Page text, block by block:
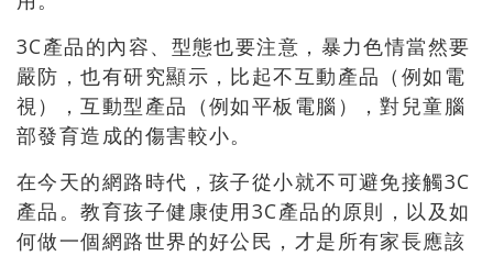
3C產品的內容、型態也要注意，暴力色情當然要
嚴防，也有研究顯示，比起不互動產品（例如電
視），互動型產品（例如平板電腦），對兒童腦
部發育造成的傷害較小。
在今天的網路時代，孩子從小就不可避免接觸3C
產品。教育孩子健康使用3C產品的原則，以及如
何做一個網路世界的好公民，才是所有家長應該